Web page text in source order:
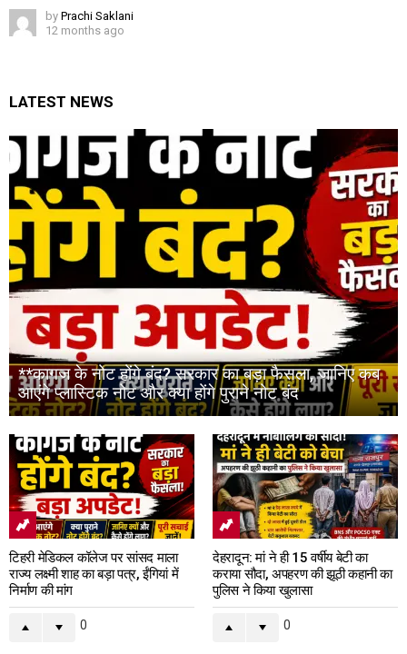
by Prachi Saklani
12 months ago
LATEST NEWS
**कागज के नोट होंगे बंद? सरकार का बड़ा फैसला, जानिए कब
आएंगे प्लास्टिक नोट और क्या होंगे पुराने नोट बंद
टिहरी मेडिकल कॉलेज पर सांसद माला
राज्य लक्ष्मी शाह का बड़ा पत्र, ईंगियां में
निर्माण की मांग
0
देहरादून: मां ने ही 15 वर्षीय बेटी का
कराया सौदा, अपहरण की झूठी कहानी का
पुलिस ने किया खुलासा
0